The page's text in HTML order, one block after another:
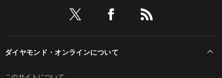
ダイヤモンド・オンラインについて
このサイトについて